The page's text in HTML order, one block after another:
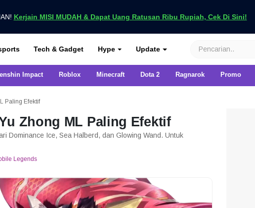
Kerjain MISI MUDAH & Dapat Uang Ratusan Ribu Rupiah, Cek Di Sini!
di VCGamersTech & Gadget Hype Update
Impact Roblox Minecraft Dota 2 Ragnarok Promo
Paling Efektif
Zhong ML Paling Efektif
Dominance Ice, Sea Halberd, dan Glowing Wand. Untuk
Legends